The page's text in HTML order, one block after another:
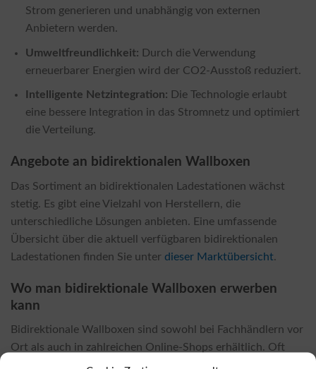
Strom generieren und unabhängig von externen
Anbietern werden.
Umweltfreundlichkeit: Durch die Verwendung
erneuerbarer Energien wird der CO2-Ausstoß reduziert.
Intelligente Netzintegration: Die Technologie erlaubt
eine bessere Integration in das Stromnetz und optimiert
die Verteilung.
Angebote an bidirektionalen Wallboxen
Das Sortiment an bidirektionalen Ladestationen wächst
stetig. Es gibt eine Vielzahl von Herstellern, die
unterschiedliche Lösungen anbieten. Eine umfassende
Übersicht über die aktuell verfügbaren bidirektionalen
Ladestationen finden Sie unter dieser Marktübersicht.
Wo man bidirektionale Wallboxen erwerben
kann
Bidirektionale Wallboxen sind sowohl bei Fachhändlern vor
Ort als auch in zahlreichen Online-Shops erhältlich. Oft
sind die Preise in Online-Shops deutlich günstiger, was